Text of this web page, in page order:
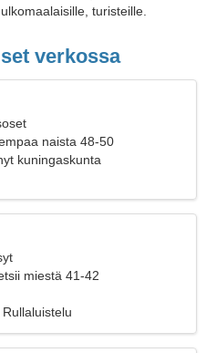
turisteille.
verkossa
naista 48-50
kuningaskunta
miestä 41-42